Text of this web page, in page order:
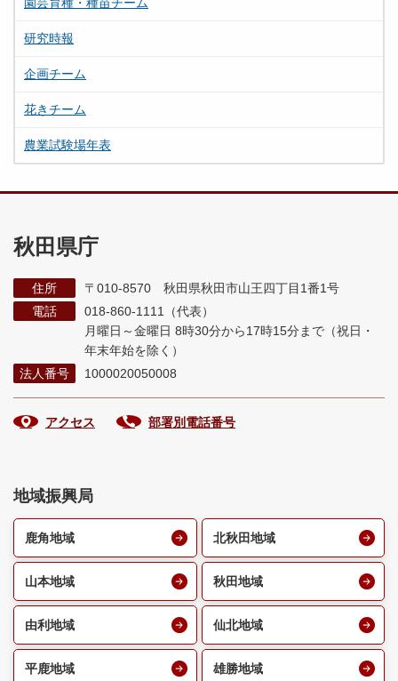
研究時報
企画チーム
花きチーム
農業試験場年表
秋田県庁
住所
〒010-8570 秋田県秋田市山王四丁目1番1号
電話
018-860-1111（代表）
月曜日～金曜日 8時30分から17時15分まで （祝日・
年末年始を除く）
法人番号
1000020050008
アクセス 部署別電話番号
地域振興局
鹿角地域 北秋田地域
山本地域 秋田地域
由利地域 仙北地域
平鹿地域 雄勝地域